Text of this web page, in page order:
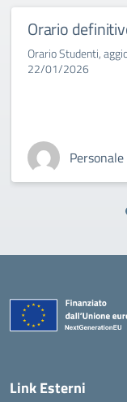
Orario
Orario Studenti,
22/01/2026
Link Esterni